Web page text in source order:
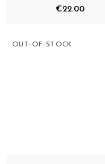
€22.00
OUT-OF-STOCK